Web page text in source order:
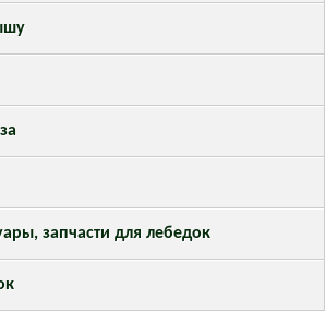
запчасти для лебедок